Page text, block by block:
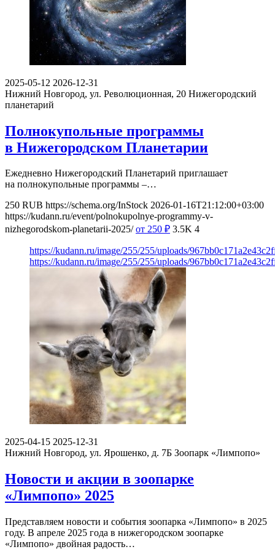
2025-05-12 2026-12-31
Нижний Новгород, ул. Революционная, 20 Нижегородский
планетарий
Полнокупольные программы
в Нижегородском Планетарии
Ежедневно Нижегородский Планетарий приглашает
на полнокупольные программы –…
250 RUB https://schema.org/InStock 2026-01-16T21:12:00+03:00
https://kudann.ru/event/polnokupolnye-programmy-v-
nizhegorodskom-planetarii-2025/ от 250 ₽ 3.5K 4
https://kudann.ru/image/255/255/uploads/
https://kudann.ru/image/255/255/uploads/
2025-04-15 2025-12-31
Нижний Новгород, ул. Ярошенко, д. 7Б Зоопарк «Лимпопо»
Новости и акции в зоопарке
«Лимпопо» 2025
Представляем новости и события зоопарка «Лимпопо» в 2025
году. В апреле 2025 года в нижегородском зоопарке
«Лимпопо» двойная радость…